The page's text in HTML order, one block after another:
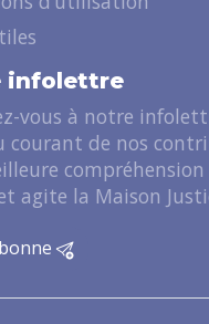
infolettre
vous à notre
courant de nos
compréhension
agite la Maison